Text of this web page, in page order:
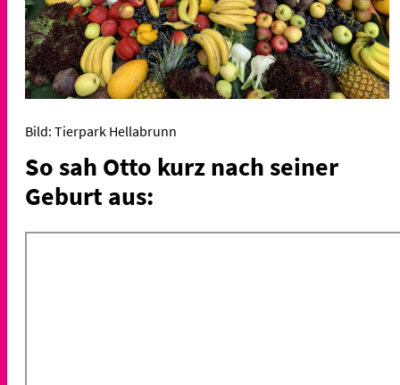
Bild: Tierpark Hellabrunn
So sah Otto kurz nach seiner
Geburt aus: